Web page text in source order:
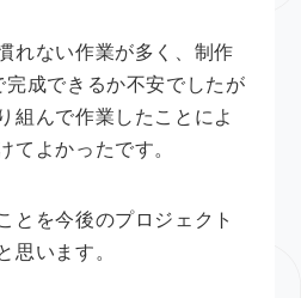
れない作業が多く、制作
完成できるか不安でしたが
組んで作業したことによ
てよかったです。
とを今後のプロジェクト
思います。